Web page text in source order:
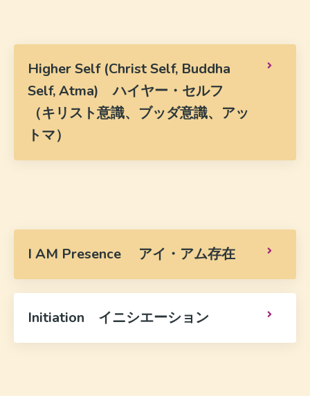
Higher Self (Christ Self, Buddha
Self, Atma) ハイヤー・セルフ
（キリスト意識、ブッダ意識、アッ
トマ）
I AM Presence アイ・アム存在
Initiation イニシエーション